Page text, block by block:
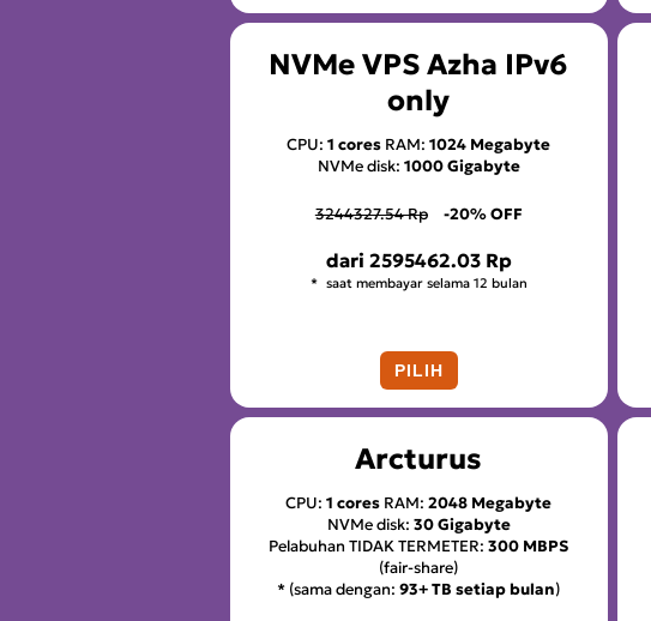
NVMe VPS Azha IPv6
only
CPU:1 cores RAM:1024 Megabyte
NVMe disk: 1000 Gigabyte
3244327.54 Rp -20% OFF
dari 2595462.03 Rp
saat membayar selama 12 bulan
PILIH
Arcturus
CPU:1 cores RAM:2048 Megabyte
NVMe disk: 30 Gigabyte
Pelabuhan TIDAK TERMETER:300 MBPS
(fair-share)
* (sama dengan:93+ TB setiap bulan)